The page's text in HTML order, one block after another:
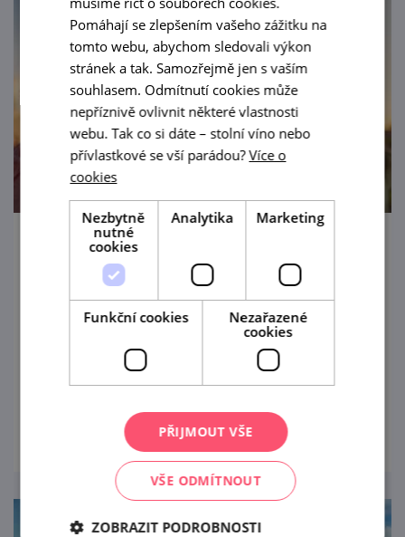
Posvícenské koštování ve Vrbovci
29. 8. '26
Poslední srpnovou sobotu se ve Vrbovci
každoročně slaví posvícení s krojovanou
chasou, ochutnávkou vín místních vinařů,
zábavou, co končívá až nad ránem…
prohlédnout
Pomáhají se zlepšením vašeho zážitku na
tomto webu, abychom sledovali výkon
stránek a tak. Samozřejmě jen s vaším
souhlasem. Odmítnutí cookies může
nepříznivě ovlivnit některé vlastnosti
webu. Tak co si dáte – stolní víno nebo
přívlastkové se vší parádou?Více o
cookies
Nezbytně
nutné
cookies
Analytika Marketing
Funkční cookies
Nezařazené
cookies
PŘIJMOUT VŠE
VŠE ODMÍTNOUT
ZOBRAZIT PODROBNOSTI